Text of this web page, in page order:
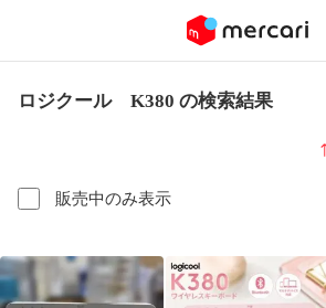
ロジクール K380 の検索結果
販売中のみ表示